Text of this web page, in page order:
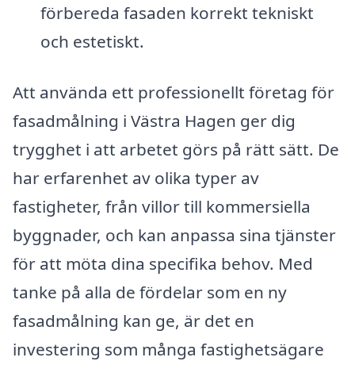
förbereda fasaden korrekt tekniskt
och estetiskt.
Att använda ett professionellt företag för
fasadmålning i Västra Hagen ger dig
trygghet i att arbetet görs på rätt sätt. De
har erfarenhet av olika typer av
fastigheter, från villor till kommersiella
byggnader, och kan anpassa sina tjänster
för att möta dina specifika behov. Med
tanke på alla de fördelar som en ny
fasadmålning kan ge, är det en
investering som många fastighetsägare